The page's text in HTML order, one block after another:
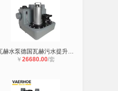
瓦赫水泵德国瓦赫污水提升设备HERTE.
￥ 26680.00/套